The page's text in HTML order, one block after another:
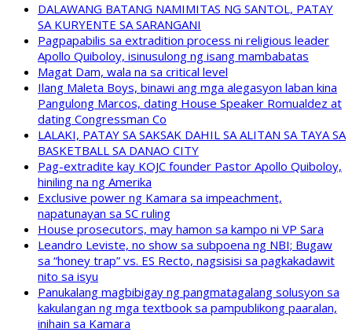
DALAWANG BATANG NAMIMITAS NG SANTOL, PATAY
SA KURYENTE SA SARANGANI
Pagpapabilis sa extradition process ni religious leader
Apollo Quiboloy, isinusulong ng isang mambabatas
Magat Dam, wala na sa critical level
Ilang Maleta Boys, binawi ang mga alegasyon laban kina
Pangulong Marcos, dating House Speaker Romualdez at
dating Congressman Co
LALAKI, PATAY SA SAKSAK DAHIL SA ALITAN SA TAYA SA
BASKETBALL SA DANAO CITY
Pag-extradite kay KOJC founder Pastor Apollo Quiboloy,
hiniling na ng Amerika
Exclusive power ng Kamara sa impeachment,
napatunayan sa SC ruling
House prosecutors, may hamon sa kampo ni VP Sara
Leandro Leviste, no show sa subpoena ng NBI; Bugaw
sa “honey trap” vs. ES Recto, nagsisisi sa pagkakadawit
nito sa isyu
Panukalang magbibigay ng pangmatagalang solusyon sa
kakulangan ng mga textbook sa pampublikong paaralan,
inihain sa Kamara